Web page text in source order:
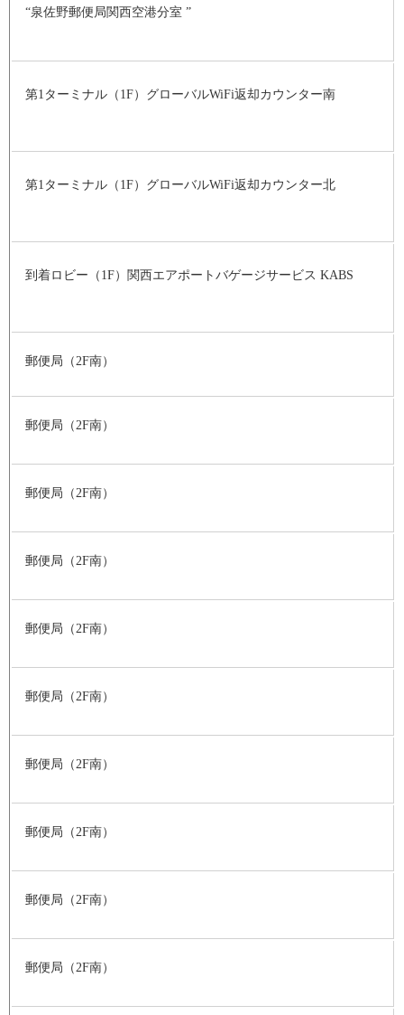
“泉佐野郵便局関西空港分室 ”
第1ターミナル（1F）グローバルWiFi返却カウンター南
第1ターミナル（1F）グローバルWiFi返却カウンター北
到着ロビー（1F）関西エアポートバゲージサービス KABS
郵便局（2F南）
郵便局（2F南）
郵便局（2F南）
郵便局（2F南）
郵便局（2F南）
郵便局（2F南）
郵便局（2F南）
郵便局（2F南）
郵便局（2F南）
郵便局（2F南）